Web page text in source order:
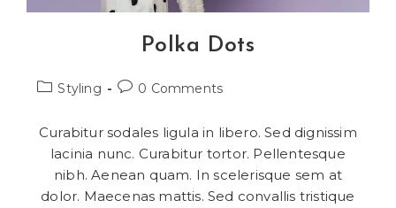
Polka Dots
Styling 0 Comments
Curabitur sodales ligula in libero. Sed dignissim
lacinia nunc. Curabitur tortor. Pellentesque
nibh. Aenean quam. In scelerisque sem at
dolor. Maecenas mattis. Sed convallis tristique